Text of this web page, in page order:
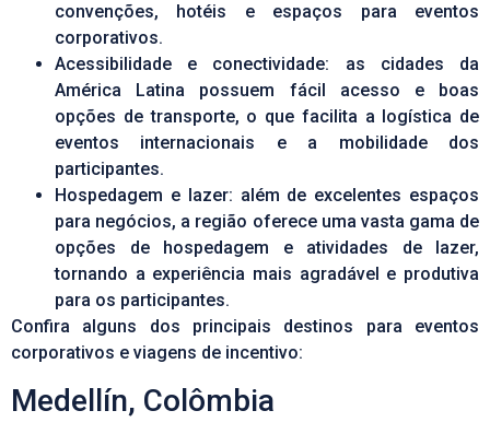
convenções, hotéis e espaços para eventos
corporativos.
Acessibilidade e conectividade: as cidades da
América Latina possuem fácil acesso e boas
opções de transporte, o que facilita a logística de
eventos internacionais e a mobilidade dos
participantes.
Hospedagem e lazer: além de excelentes espaços
para negócios, a região oferece uma vasta gama de
opções de hospedagem e atividades de lazer,
tornando a experiência mais agradável e produtiva
para os participantes.
Confira alguns dos principais destinos para eventos
corporativos e viagens de incentivo:
Medellín, Colômbia